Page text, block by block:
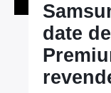
date